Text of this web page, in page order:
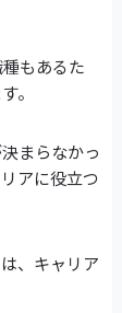
もあるた
。
まらなかっ
アに役立つ
、キャリア